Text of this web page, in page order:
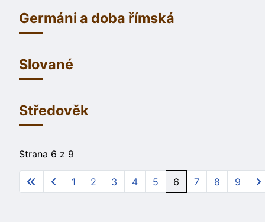
Germáni a doba římská
Slované
Středověk
Strana 6 z 9
1 2 3 4 5 6 7 8 9